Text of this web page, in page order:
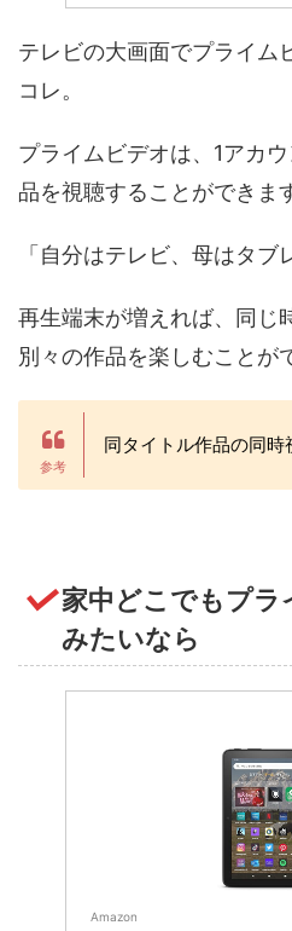
テレビの大画面でプライム
コレ。
プライムビデオは、1アカ
品を視聴することができま
「自分はテレビ、母はタブ
再生端末が増えれば、同じ
別々の作品を楽しむことが
同タイトル作品の同時
家中どこでもプラ
みたいなら
Amazon